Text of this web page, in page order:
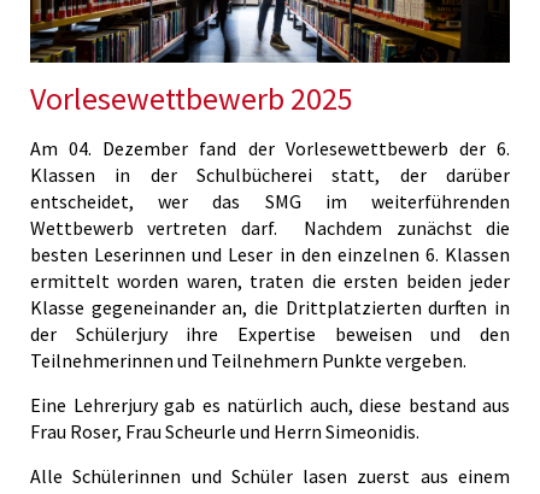
Vorlesewettbewerb 2025
Am 04. Dezember fand der Vorlesewettbewerb der 6.
Klassen in der Schulbücherei statt, der darüber
entscheidet, wer das SMG im weiterführenden
Wettbewerb vertreten darf. Nachdem zunächst die
besten Leserinnen und Leser in den einzelnen 6. Klassen
ermittelt worden waren, traten die ersten beiden jeder
Klasse gegeneinander an, die Drittplatzierten durften in
der Schülerjury ihre Expertise beweisen und den
Teilnehmerinnen und Teilnehmern Punkte vergeben.
Eine Lehrerjury gab es natürlich auch, diese bestand aus
Frau Roser, Frau Scheurle und Herrn Simeonidis.
Alle Schülerinnen und Schüler lasen zuerst aus einem